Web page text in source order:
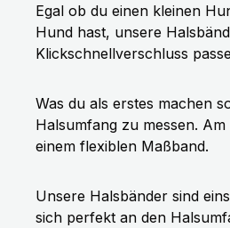
Egal ob du einen kleinen
Hund hast, unsere
Klickschnellverschluss
Was du als erstes machen
Halsumfang zu messen.
einem flexiblen Maßband.
Unsere Halsbänder sind
sich perfekt an den